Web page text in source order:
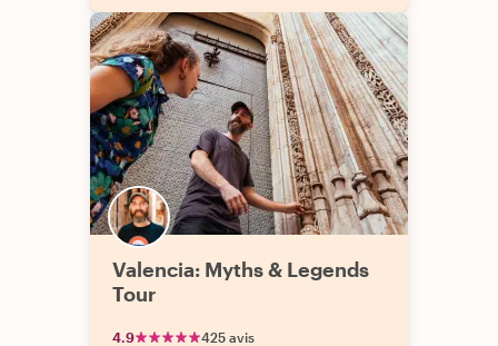
Valencia: Myths & Legends
Tour
4.9 425 avis